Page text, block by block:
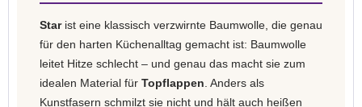
Starist eine klassisch verzwirnte Baumwolle, die genau
für den harten Küchenalltag gemacht ist: Baumwolle
leitet Hitze schlecht – und genau das macht sie zum
idealen Material für Topflappen . Anders als
Kunstfasern schmilzt sie nicht und hält auch heißen